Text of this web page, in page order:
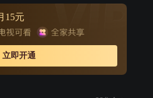
15元
立即开通